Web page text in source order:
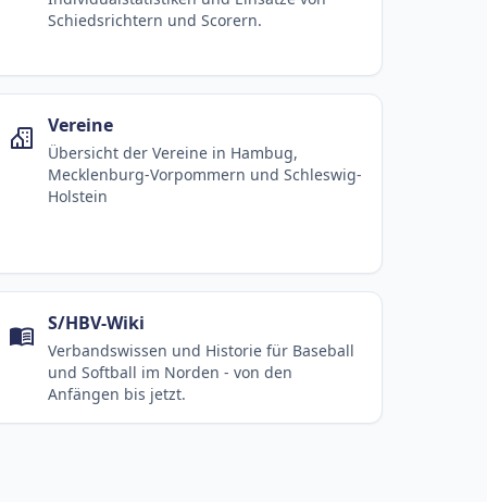
Schiedsrichtern und Scorern.
Vereine
Übersicht der Vereine in Hambug,
Mecklenburg-Vorpommern und Schleswig-
Holstein
S/HBV-Wiki
Verbandswissen und Historie für Baseball
und Softball im Norden - von den
Anfängen bis jetzt.